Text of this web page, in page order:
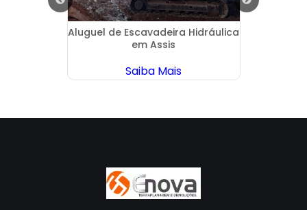
Aluguel de Escavadeira Hidráulica
em Assis
Saiba Mais